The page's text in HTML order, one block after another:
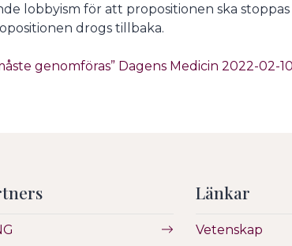
lobbyism för att propositionen ska
drogs tillbaka.
genomföras” Dagens Medicin 2022-02-10
Länkar
Vetenskap